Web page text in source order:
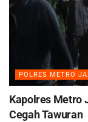
POLRES METRO
Kapolres Metro
Cegah Tawuran